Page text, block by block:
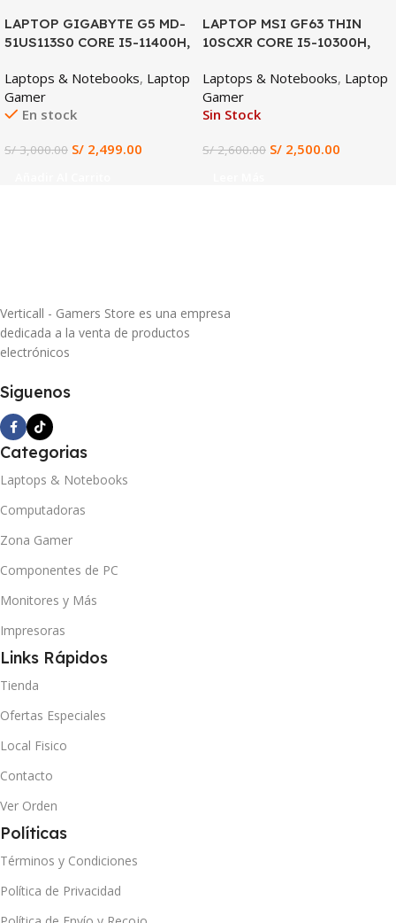
SALE
LAPTOP GIGABYTE G5 MD-
51US113S0 CORE I5-11400H,
DDR4, 512GB SSD, 15.6″ FHD
144HZ
Laptops & Notebooks, Laptop
Gamer
En stock
S/3,000.00 S/ 2,499.00
SALE
LAPTOP MSI GF63 THIN
10SCXR CORE I5-10300H,
512GB SSD, 15.6″ FHD
Laptops & Notebooks, Laptop
Gamer
Sin Stock
S/2,600.00 S/ 2,500.00
Verticall - Gamers Store es una empresa
dedicada a la venta de productos
electrónicos
Siguenos
Categorias
Laptops & Notebooks
Computadoras
Zona Gamer
Componentes de PC
Monitores y Más
Impresoras
Links Rápidos
Tienda
Ofertas Especiales
Local Fisico
Contacto
Ver Orden
Políticas
Términos y Condiciones
Política de Privacidad